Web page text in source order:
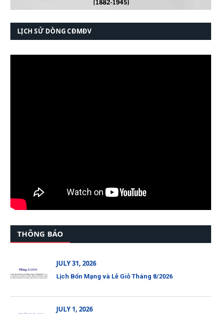
LỊCH SỬ DÒNG CĐMĐV
THÔNG BÁO
JULY 31, 2026
Lịch Bổn Mạng và Lễ Giỗ Tháng 8/2026
JULY 1, 2026